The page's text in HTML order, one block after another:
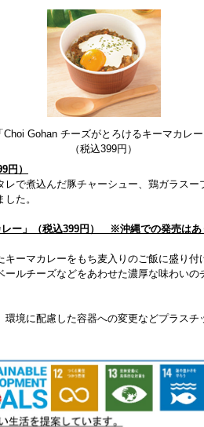
「Choi Gohan チーズがとろけるキーマカレー
（税込399円）
）
で煮込んだ豚チャーシュー、鶏ガラスー
た。
ー」（税込399円） ※沖縄での発売はあ
ーマカレーをもち麦入りのご飯に盛り付
ルチーズなどをあわせた濃厚な味わいの
境に配慮した容器への変更などプラスチ